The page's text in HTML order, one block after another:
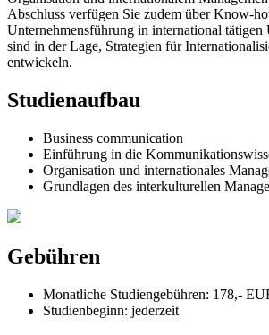
Abschluss verfügen Sie zudem über Know-
Unternehmensführung in international tätigen
sind in der Lage, Strategien für
entwickeln.
Studienaufbau
Business communication
Einführung in die
Organisation und internationales
Grundlagen des interkulturellen
Gebühren
Monatliche Studiengebühren: 178,-
Studienbeginn: jederzeit